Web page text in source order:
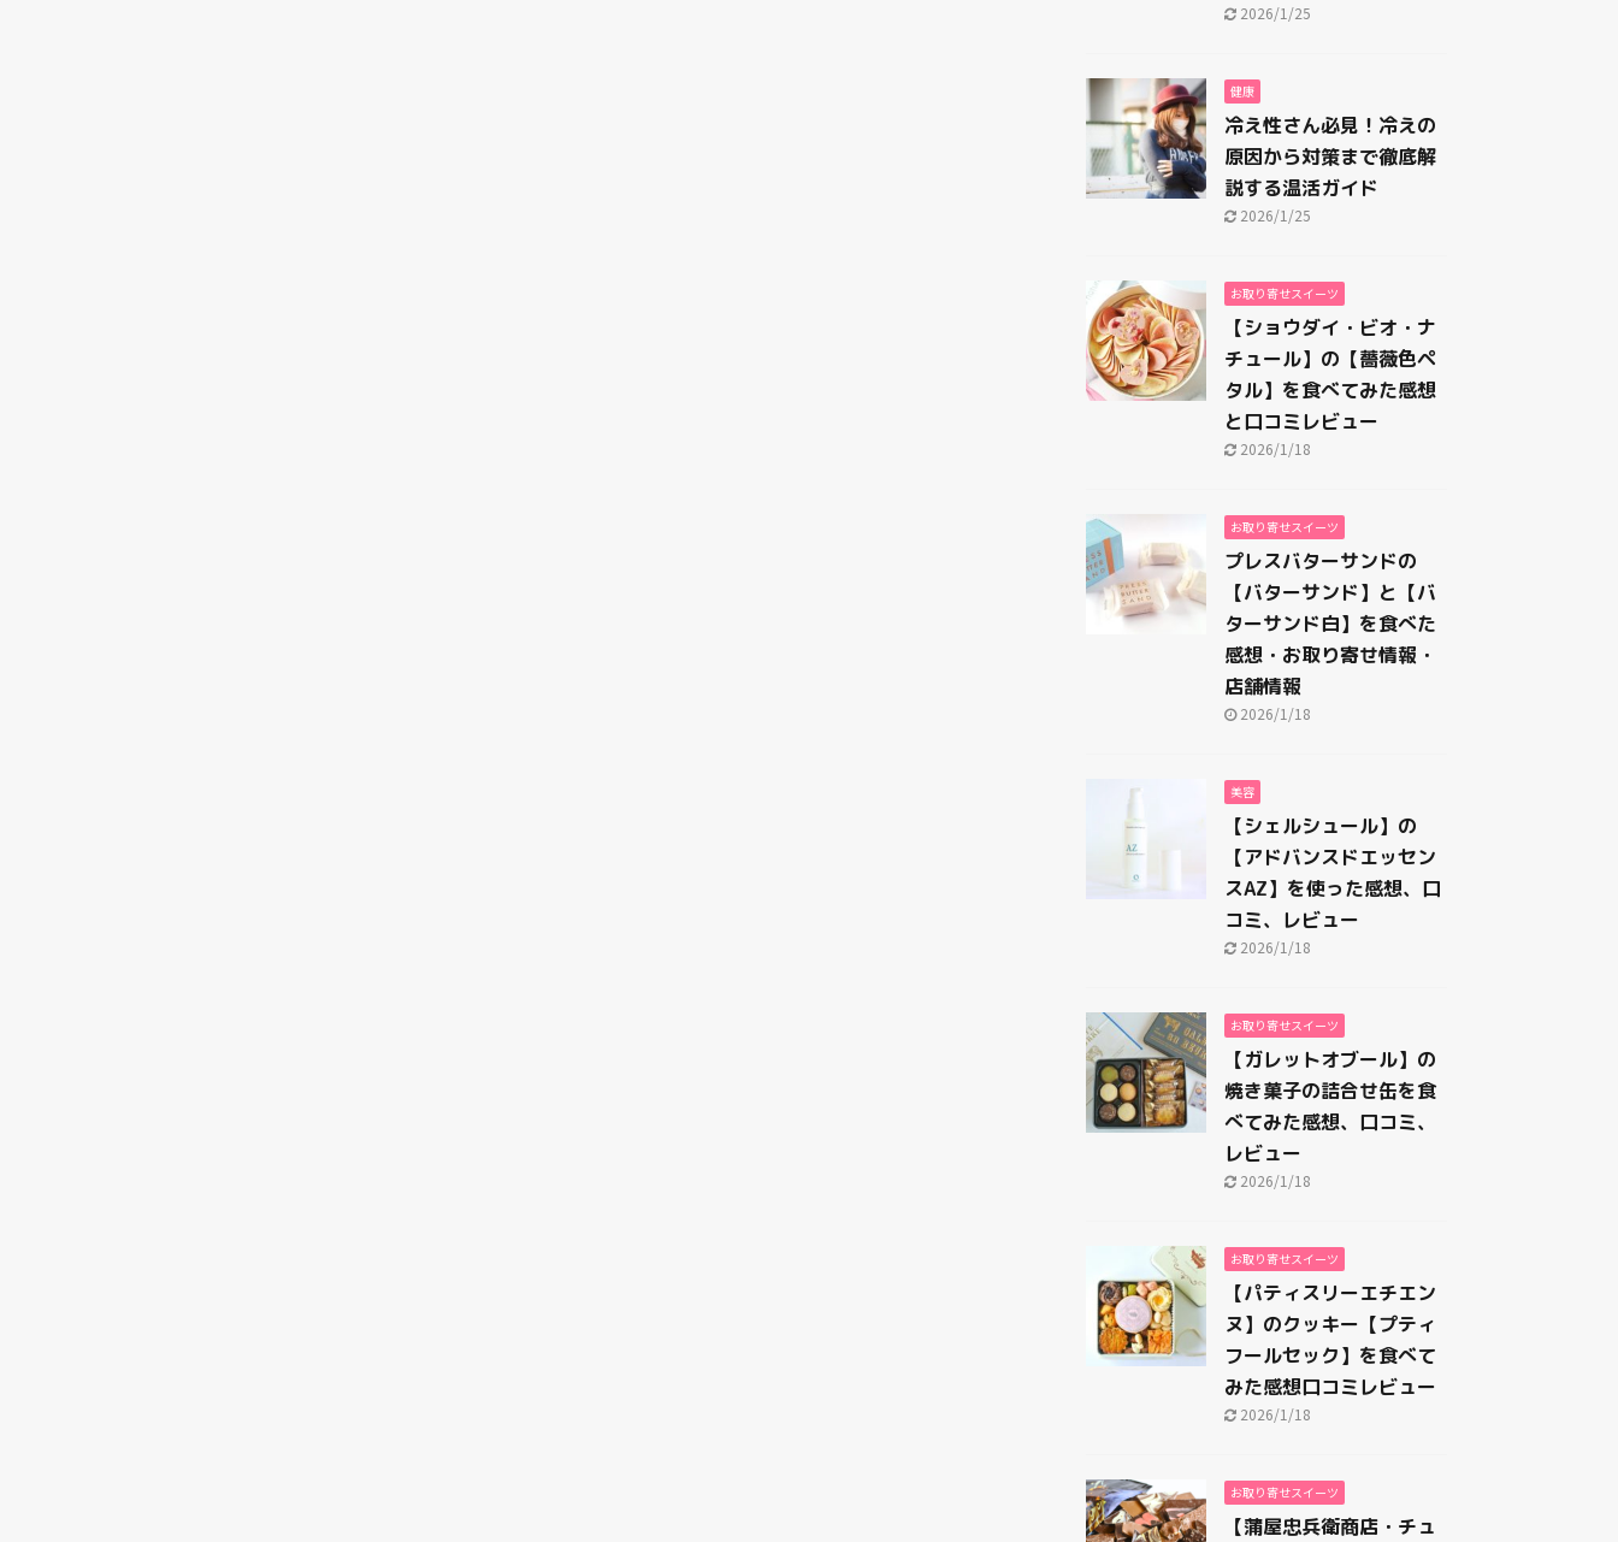
2026/1/25
健康
冷え性さん必見！冷えの
原因から対策まで徹底解
説する温活ガイド
2026/1/25
お取り寄せスイーツ
【ショウダイ・ビオ・ナ
チュール】の【薔薇色ペ
タル】を食べてみた感想
と口コミレビュー
2026/1/18
お取り寄せスイーツ
プレスバターサンドの
【バターサンド】と【バ
ターサンド白】を食べた
感想・お取り寄せ情報・
店舗情報
2026/1/18
美容
【シェルシュール】の
【アドバンスドエッセン
スAZ】を使った感想、口
コミ、レビュー
2026/1/18
お取り寄せスイーツ
【ガレットオブール】の
焼き菓子の詰合せ缶を食
べてみた感想、口コミ、
レビュー
2026/1/18
お取り寄せスイーツ
【パティスリーエチエン
ヌ】のクッキー【プティ
フールセック】を食べて
みた感想口コミレビュー
2026/1/18
お取り寄せスイーツ
【蒲屋忠兵衛商店・チュ